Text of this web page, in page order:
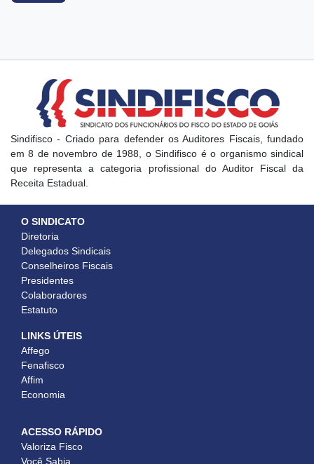
Sindifisco - Criado para defender os Auditores Fiscais, fundado
em 8 de novembro de 1988, o Sindifisco é o organismo sindical
que representa a categoria profissional do Auditor Fiscal da
Receita Estadual.
O SINDICATO
Diretoria
Delegados Sindicais
Conselheiros Fiscais
Presidentes
Colaboradores
Estatuto
LINKS ÚTEIS
Affego
Fenafisco
Affim
Economia
ACESSO RÁPIDO
Valoriza Fisco
Você Sabia